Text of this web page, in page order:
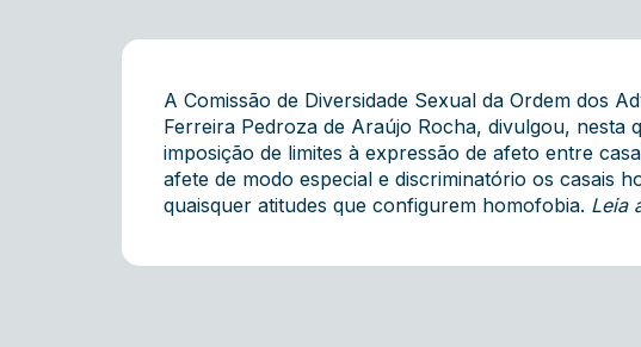
A Comissão de Diversidade Sexual da Ordem dos
Ferreira Pedroza de Araújo Rocha, divulgou,
imposição de limites à expressão de afeto entre
afete de modo especial e discriminatório os casais
quaisquer atitudes que configurem homofobia. Leia